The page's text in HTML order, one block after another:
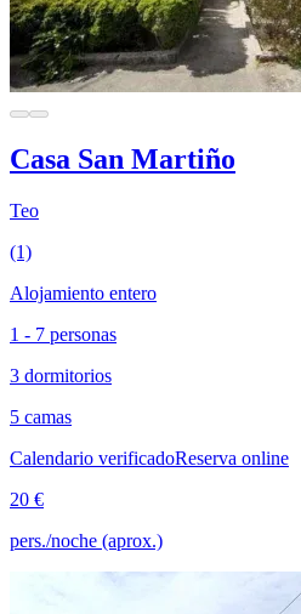
Casa San Martiño
Teo
(1)
Alojamiento entero
1 - 7 personas
3 dormitorios
5 camas
Calendario verificadoReserva online
20 €
pers./noche (aprox.)